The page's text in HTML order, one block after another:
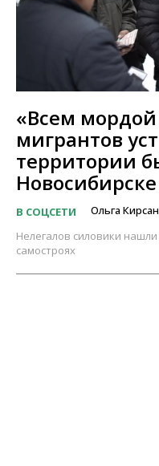
«Всем мордой
мигрантов
территории
Новосибирске
В СОЦСЕТИ Ольга
Нелегалов силовики
самостроях